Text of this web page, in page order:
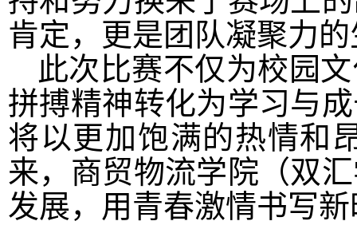
肯定，更是团队凝聚力
此次比赛不仅为校园
拼搏精神转化为学习与
将以更加饱满的热情和
来，商贸物流学院（双
发展，用青春激情书写